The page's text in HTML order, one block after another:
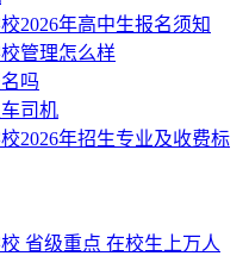
2026年高中生报名须知
管理怎么样
吗
司机
2026年招生专业及收费标
省级重点 在校生上万人